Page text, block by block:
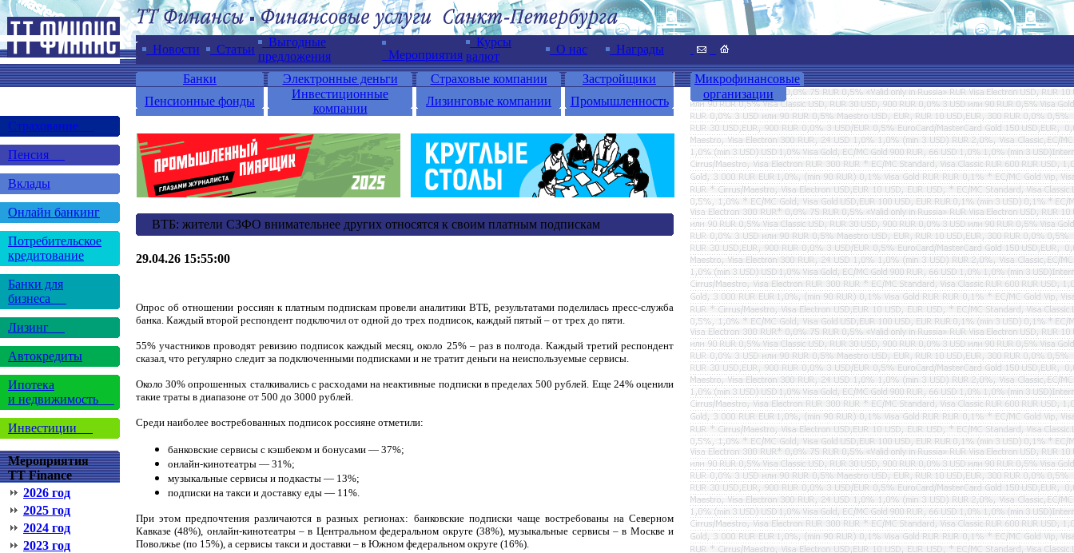
Новости Статьи
Выгодные
предложения
Мероприятия
Курсы
валют
О нас Награды
Банки Электронные деньги Страховые компании Застройщики
Микрофинансовые
Пенсионные фонды
Инвестиционные
компании
Лизинговые компании Промышленность
организации
Страхование
Пенсия
Вклады
Онлайн банкинг
Потребительское
кредитование
Банки для
бизнеса
Лизинг
Автокредиты
Ипотека
и недвижимость
Инвестиции
Мероприятия
TT Finance
2026 год
2025 год
2024 год
2023 год
ВТБ: жители СЗФО внимательнее других относятся к своим платным подпискам
29.04.26 15:55:00
Опрос об отношении россиян к платным подпискам провели аналитики ВТБ, результатами поделилась пресс-служба
банка. Каждый второй респондент подключил от одной до трех подписок, каждый пятый – от трех до пяти.
55% участников проводят ревизию подписок каждый месяц, около 25% – раз в полгода. Каждый третий респондент
сказал, что регулярно следит за подключенными подписками и не тратит деньги на неиспользуемые сервисы.
Около 30% опрошенных сталкивались с расходами на неактивные подписки в пределах 500 рублей. Еще 24% оценили
такие траты в диапазоне от 500 до 3000 рублей.
Среди наиболее востребованных подписок россияне отметили:
банковские сервисы с кэшбеком и бонусами — 37%;
онлайн-кинотеатры — 31%;
музыкальные сервисы и подкасты — 13%;
подписки на такси и доставку еды — 11%.
При этом предпочтения различаются в разных регионах: банковские подписки чаще востребованы на Северном
Кавказе (48%), онлайн-кинотеатры – в Центральном федеральном округе (38%), музыкальные сервисы – в Москве и
Поволжье (по 15%), а сервисы такси и доставки – в Южном федеральном округе (16%).